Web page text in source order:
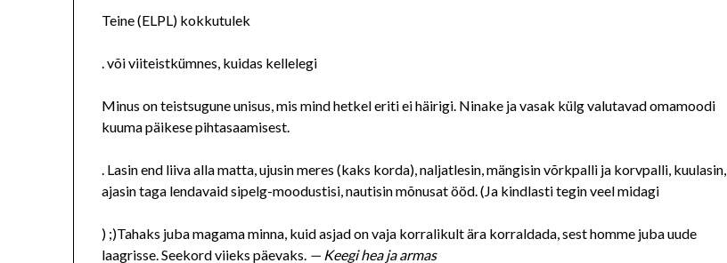
Teine (ELPL) kokkutulek
. või viiteistkümnes, kuidas kellelegi
Minus on teistsugune unisus, mis mind hetkel eriti ei häirigi. Ninake ja vasak külg valutavad omamoodi
kuuma päikese pihtasaamisest.
. Lasin end liiva alla matta, ujusin meres (kaks korda), naljatlesin, mängisin võrkpalli ja korvpalli, kuulasin,
ajasin taga lendavaid sipelg-moodustisi, nautisin mõnusat ööd. (Ja kindlasti tegin veel midagi
) ;)Tahaks juba magama minna, kuid asjad on vaja korralikult ära korraldada, sest homme juba uude
laagrisse. Seekord viieks päevaks. — Keegi hea ja armas